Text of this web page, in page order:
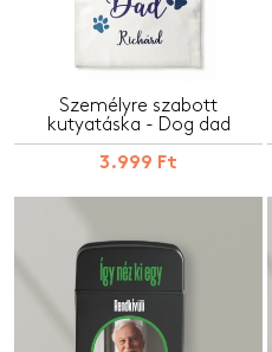
Személyre szabott
kutyatáska - Dog dad
3.999 Ft